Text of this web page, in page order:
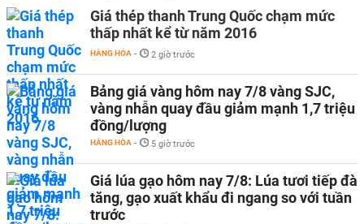
Giá thép thanh Trung Quốc chạm mức
thấp nhất kể từ năm 2016
HÀNG HÓA - 2 giờ trước
Bảng giá vàng hôm nay 7/8 vàng SJC,
vàng nhẫn quay đầu giảm mạnh 1,7 triệu
đồng/lượng
HÀNG HÓA - 5 giờ trước
Giá lúa gạo hôm nay 7/8: Lúa tươi tiếp đà
tăng, gạo xuất khẩu đi ngang so với tuần
trước